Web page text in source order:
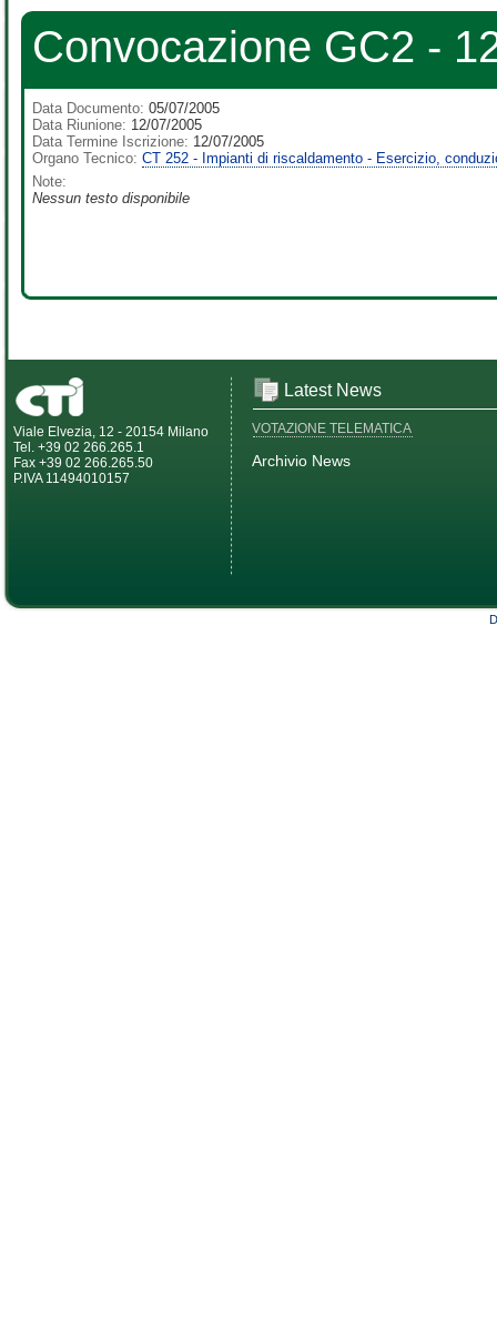
Convocazione GC2 -
Data Documento: 05/07/2005
Data Riunione: 12/07/2005
Data Termine Iscrizione: 12/07/2005
Organo Tecnico: CT 252 - Impianti di riscaldamento - Esercizio,
Note:
Nessun testo disponibile
Viale Elvezia, 12 - 20154 Milano
Tel. +39 02 266.265.1
Fax +39 02 266.265.50
P.IVA 11494010157
Latest News
VOTAZIONE TELEMATICA
Archivio News